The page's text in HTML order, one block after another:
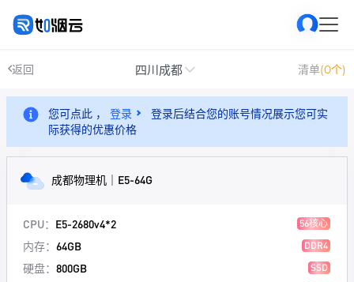
返回 四川成都 清单(0个)
您可点此 ， 登录
登录后结合您的账号情况展示您可实
际获得的优惠价格
成都物理机｜E5-64G
CPU： E5-2680v4*2 56核心
内存： 64GB DDR4
硬盘： 800GB SSD